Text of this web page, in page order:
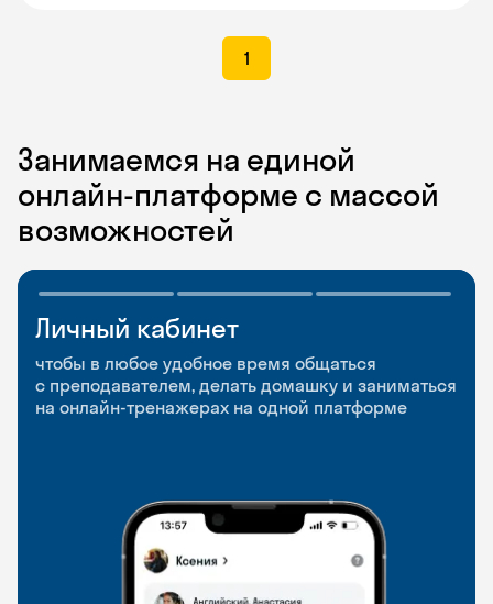
1
Занимаемся на единой
онлайн-платформе с массой
возможностей
Личный кабинет
чтобы в любое удобное время общаться
с преподавателем, делать домашку и заниматься
на онлайн-тренажерах на одной платформе
Мобильное
приложение
чтобы заниматься и изучать новые слова где
и когда удобно
Разговорные клубы
и Talks
Групповые занятия для разговорной практики
и индивидуальные встречи с преподавателями